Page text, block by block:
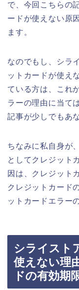
で、今回こちらの
ードが使えない原
ます。
なのでもし、シラ
ットカードが使え
ている方は、これ
ラーの理由に当て
記事が少しでもあ
ちなみに私自身が
としてクレジット
因は、クレジット
クレジットカード
ットカードエラー
シライスト
使えない理
ドの有効期